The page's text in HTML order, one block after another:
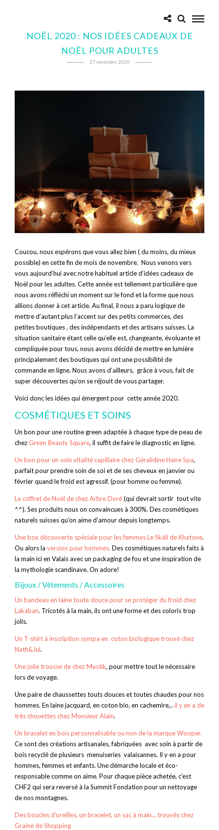
NOËL 2020 : NOS IDÉES CADEAUX DE
NOËL POUR ADULTES
27 novembre 2020
Coucou, nous espérons que vous allez bien ( du moins, du mieux
possible) en cette fin de mois de novembre. Nous venons vers
vous aujourd’hui avec notre habituel article d’idées cadeaux de
Noël pour les adultes. Cette année est tellement particulière que
nous avons réfléchi un moment sur le fond et la forme que nous
allions donner à cet article. Au final, il nous a paru logique de
mettre d’autant plus l’accent sur des petits commerces, des
petites boutiques , des indépendants et des artisans suisses. La
situation sanitaire étant celle qu’elle est, changeante, évoluante et
compliquée pour tous, nous avons décidé de mettre en lumière
principalement des boutiques qui ont une possibilité de
commande en ligne. Nous avons d’ailleurs, grâce à vous, fait de
super découvertes qu’on se réjouit de vous partager.
Voici donc les idées qui émergent pour cette année 2020.
COSMÉTIQUES ET SOINS
Un bon pour une routine green adaptée à chaque type de peau de
chezGreen Beauty Square, il suffit de faire le diagnostic en ligne.
Un bon pour un soin vitalité capillaire chez Géralidine Haire Spa,
parfait pour prendre soin de soi et de ses cheveux en janvier ou
février quand le froid est agressif. (pour homme ou femme).
Le coffret de Noël de chez Arbre Doré(qui devrait sortir tout vite
^^). Ses produits nous on convaincues à 300%. Des cosmétiques
naturels suisses qu’on aime d’amour depuis longtemps.
Une box découverte spéciale pour les femmes Le Skàli de Khatone.
Ou alors la version pour hommes. Des cosmétiques naturels faits à
la main ici en Valais avec un packaging de fou et une inspiration de
la mythologie scandinave. On adore!
Bijoux / Vêtements / Accessoires
Un bandeau en laine toute douce pour se protéger du froid chez
Lakaban. Tricotés à la main, ils ont une forme et des coloris trop
jolis.
Un T-shirt à inscription sympa en coton biologique trouvé chez
Nath&Jul.
Une jolie trousse de chez Mustik, pour mettre tout le nécessaire
lors de voyage.
Une paire de chaussettes touts douces et toutes chaudes pour nos
hommes. En laine jacquard, en coton bio, en cachemire,.. il y en a de
très chouettes chez Monsieur Alain.
Un bracelet en bois personnalisable ou non de la marque Wooper.
Ce sont des créations artisanales, fabriquées avec soin à partir de
bois recyclé de plusieurs menuiseries valaisannes. Il y en a pour
hommes, femmes et enfants. Une démarche locale et éco-
responsable comme on aime. Pour chaque pièce achetée, c’est
CHF2 qui sera reversé à la Summit Fondation pour un nettoyage
de nos montagnes.
Des boucles d’oreilles, un bracelet, un sac à main… trouvés chez
Graine de Shopping